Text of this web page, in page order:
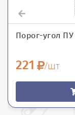
Порог-угол
221 /шт